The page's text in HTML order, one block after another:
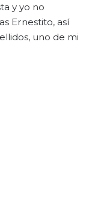
y yo no
Ernestito, así
uno de mi